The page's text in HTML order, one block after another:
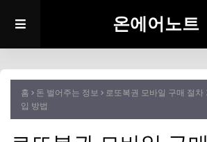
온에어노트
홈 돈 벌어주는 정보
로또복권 모바일 구매 절차
입 방법